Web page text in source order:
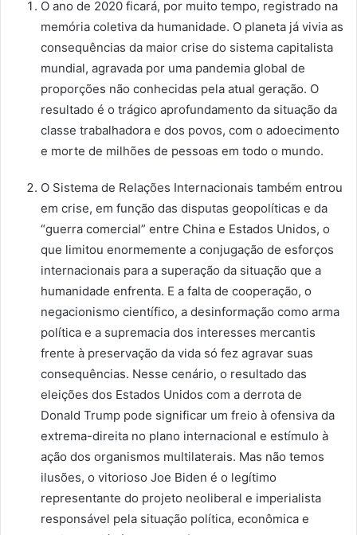
O ano de 2020 ficará, por muito tempo, registrado na
memória coletiva da humanidade. O planeta já vivia as
consequências da maior crise do sistema capitalista
mundial, agravada por uma pandemia global de
proporções não conhecidas pela atual geração. O
resultado é o trágico aprofundamento da situação da
classe trabalhadora e dos povos, com o adoecimento
e morte de milhões de pessoas em todo o mundo.
O Sistema de Relações Internacionais também entrou
em crise, em função das disputas geopolíticas e da
“guerra comercial” entre China e Estados Unidos, o
que limitou enormemente a conjugação de esforços
internacionais para a superação da situação que a
humanidade enfrenta. E a falta de cooperação, o
negacionismo científico, a desinformação como arma
política e a supremacia dos interesses mercantis
frente à preservação da vida só fez agravar suas
consequências. Nesse cenário, o resultado das
eleições dos Estados Unidos com a derrota de
Donald Trump pode significar um freio à ofensiva da
extrema-direita no plano internacional e estímulo à
ação dos organismos multilaterais. Mas não temos
ilusões, o vitorioso Joe Biden é o legítimo
representante do projeto neoliberal e imperialista
responsável pela situação política, econômica e